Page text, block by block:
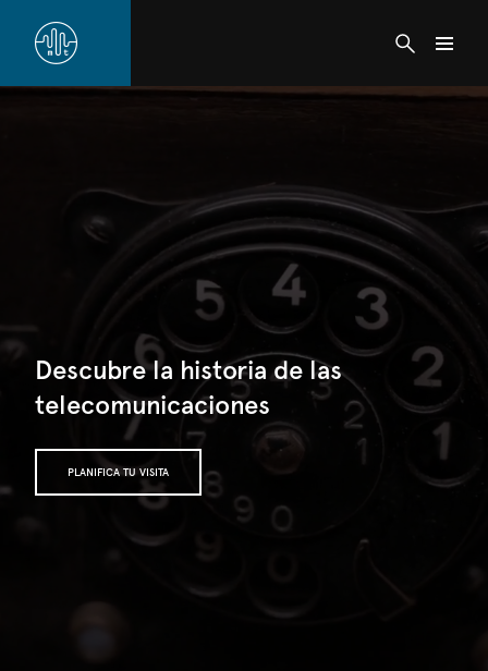
Descubre la historia de las
telecomunicaciones
PLANIFICA TU VISITA